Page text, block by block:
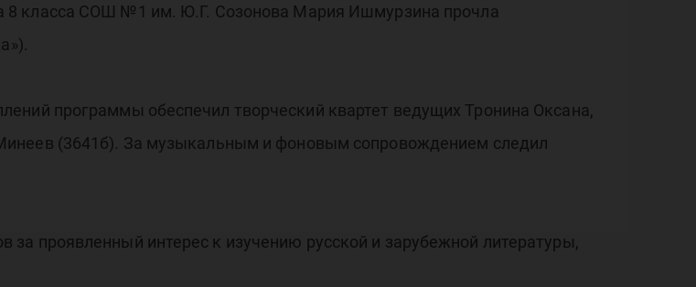
8 класса СОШ №1 им. Ю.Г. Созонова Мария Ишмурзина прочла
программы обеспечил творческий квартет ведущих Тронина Оксана,
(3641б). За музыкальным и фоновым сопровождением следил
за проявленный интерес к изучению русской и зарубежной литературы,